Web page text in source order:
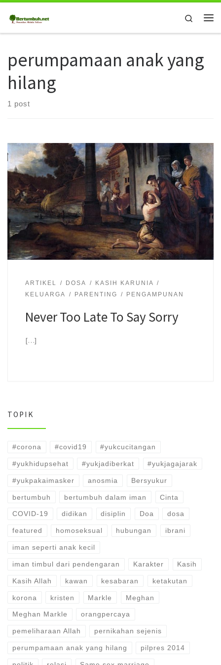
Skip to content
Search
perumpamaan anak yang
hilang
1 post
ARTIKEL DOSA
KASIH KARUNIA
KELUARGA
PARENTING PENGAMPUNAN
Never Too Late To Say Sorry
[…]
TOPIK
#corona #covid19 #yukcucitangan
#yukhidupsehat #yukjadiberkat #yukjagajarak
#yukpakaimasker anosmia Bersyukur
bertumbuh bertumbuh dalam iman Cinta
COVID-19 didikan disiplin Doa dosa
featured homoseksual hubungan ibrani
iman seperti anak kecil
iman timbul dari pendengaran Karakter Kasih
Kasih Allah kawan kesabaran ketakutan
korona kristen Markle Meghan
Meghan Markle orangpercaya
pemeliharaan Allah pernikahan sejenis
perumpamaan anak yang hilang pilpres 2014